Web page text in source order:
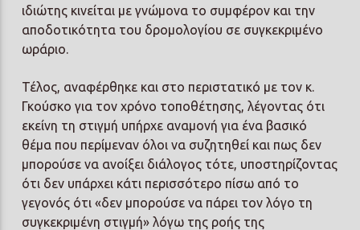
ιδιώτης κινείται με γνώμονα το συμφέρον και την
αποδοτικότητα του δρομολογίου σε συγκεκριμένο
ωράριο.
Τέλος, αναφέρθηκε και στο περιστατικό με τον κ.
Γκούσκο για τον χρόνο τοποθέτησης, λέγοντας ότι
εκείνη τη στιγμή υπήρχε αναμονή για ένα βασικό
θέμα που περίμεναν όλοι να συζητηθεί και πως δεν
μπορούσε να ανοίξει διάλογος τότε, υποστηρίζοντας
ότι δεν υπάρχει κάτι περισσότερο πίσω από το
γεγονός ότι «δεν μπορούσε να πάρει τον λόγο τη
συγκεκριμένη στιγμή» λόγω της ροής της